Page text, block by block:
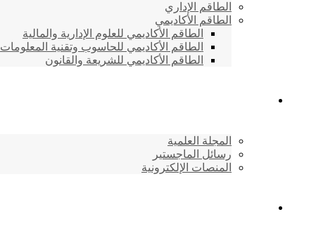
الطاقم الإداري
الطاقم الأكاديمي
الطاقم الأكاديمي للعلوم الإدارية والمالية
الطاقم الأكاديمي للحاسوب وتقنية المعلومات
الطاقم الأكاديمي للشريعة والقانون
المجلة العلمية
رسائل الماجستير
المنصات الإلكترونية